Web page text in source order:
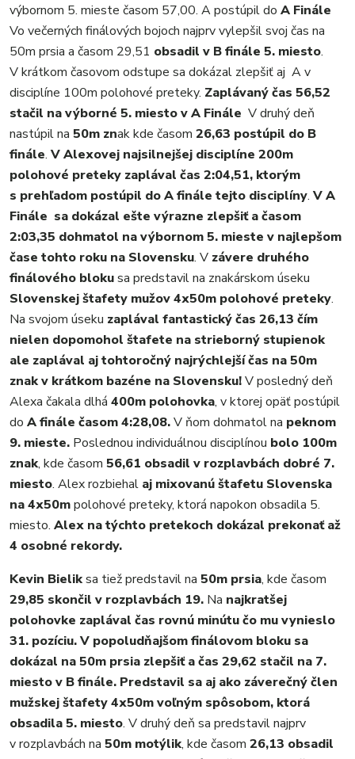
výbornom 5. mieste časom 57,00. A postúpil do A Finále
Vo večerných finálových bojoch najprv vylepšil svoj čas na
50m prsia a časom 29,51 obsadil v B finále 5. miesto.
V krátkom časovom odstupe sa dokázal zlepšiť aj A v
disciplíne 100m polohové preteky. Zaplávaný čas 56,52
stačil na výborné 5. miesto v A Finále V druhý deň
nastúpil na 50m znak kde časom 26,63 postúpil do B
finále. V Alexovej najsilnejšej disciplíne 200m
polohové preteky zaplával čas 2:04,51, ktorým
s prehľadom postúpil do A finále tejto disciplíny. V A
Finále sa dokázal ešte výrazne zlepšiť a časom
2:03,35 dohmatol na výbornom 5. mieste v najlepšom
čase tohto roku na Slovensku. V závere druhého
finálového blokusa predstavil na znakárskom úseku
Slovenskej štafety mužov 4x50m polohové preteky.
Na svojom úseku zaplával fantastický čas 26,13 čím
nielen dopomohol štafete na strieborný stupienok
ale zaplával aj tohtoročný najrýchlejší čas na 50m
znak v krátkom bazéne na Slovensku!V posledný deň
Alexa čakala dlhá 400m polohovka, v ktorej opäť postúpil
do A finále časom 4:28,08.V ňom dohmatol na peknom
9. mieste. Poslednou individuálnou disciplínou bolo 100m
znak, kde časom 56,61 obsadil v rozplavbách dobré 7.
miesto. Alex rozbiehal aj mixovanú štafetu Slovenska
na 4x50mpolohové preteky, ktorá napokon obsadila 5.
miesto. Alex na týchto pretekoch dokázal prekonať až
4 osobné rekordy.
Kevin Bieliksa tiež predstavil na 50m prsia, kde časom
29,85 skončil v rozplavbách 19. Na najkratšej
polohovke zaplával čas rovnú minútu čo mu vynieslo
31. pozíciu.V popoludňajšom finálovom bloku sa
dokázal na 50m prsia zlepšiť a čas 29,62 stačil na 7.
miesto v B finále. Predstavil sa aj ako záverečnýčlen
mužskej štafety 4x50m voľným spôsobom, ktorá
obsadila 5. miesto. V druhý deň sa predstavil najprv
v rozplavbách na 50m motýlik, kde časom 26,13 obsadil